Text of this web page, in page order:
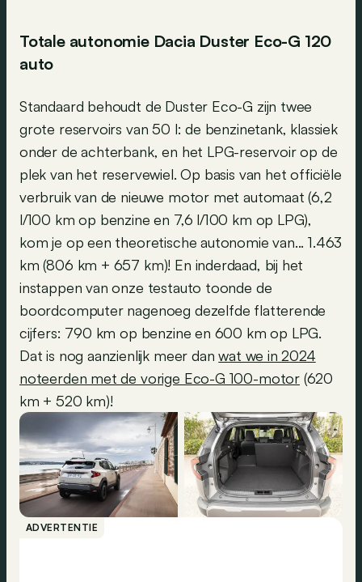
Totale autonomie Dacia Duster Eco-G 120
auto
Standaard behoudt de Duster Eco-G zijn twee
grote reservoirs van 50 l: de benzinetank, klassiek
onder de achterbank, en het LPG-reservoir op de
plek van het reservewiel. Op basis van het officiële
verbruik van de nieuwe motor met automaat (6,2
l/100 km op benzine en 7,6 l/100 km op LPG),
kom je op een theoretische autonomie van... 1.463
km (806 km + 657 km)! En inderdaad, bij het
instappen van onze testauto toonde de
boordcomputer nagenoeg dezelfde flatterende
cijfers: 790 km op benzine en 600 km op LPG.
Dat is nog aanzienlijk meer danwat we in 2024
noteerden met de vorige Eco-G 100-motor(620
km + 520 km)!
ADVERTENTIE